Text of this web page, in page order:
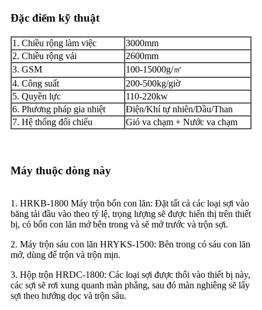
Đặc điểm kỹ thuật
1. Chiều rộng làm việc
3000mm
2. Chiều rộng vải
2600mm
3. GSM
100-15000g/㎡
4. Công suất
200-500kg/giờ
5. Quyền lực
110-220kw
6. Phương pháp gia nhiệt
Điện/Khí tự nhiên/Dầu/Than
7. Hệ thống đối chiếu
Gió va chạm + Nước va chạm
Máy thuộc dòng này
1. HRKB-1800 Máy trộn bốn con lăn: Đặt tất cả các loại sợi vào
băng tải đầu vào theo tỷ lệ, trọng lượng sẽ được hiển thị trên thiết
bị, có bốn con lăn mở bên trong và sẽ mở trước và trộn sợi.
2. Máy trộn sáu con lăn HRYKS-1500: Bên trong có sáu con lăn
mở, dùng để trộn và trộn mịn.
3. Hộp trộn HRDC-1800: Các loại sợi được thổi vào thiết bị này,
các sợi sẽ rơi xung quanh màn phẳng, sau đó màn nghiêng sẽ lấy
sợi theo hướng dọc và trộn sâu.